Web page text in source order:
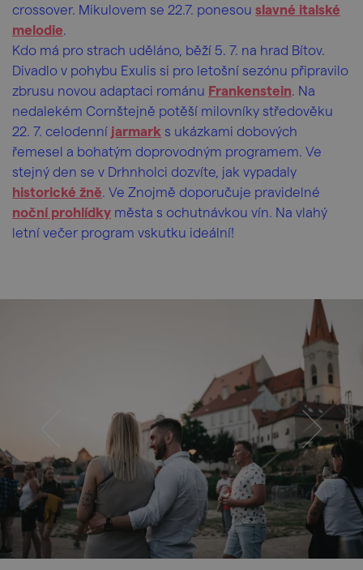
crossover. Mikulovem se 22.7. ponesou slavné italské
melodie.
Kdo má pro strach uděláno, běží 5. 7. na hrad Bítov.
Divadlo v pohybu Exulis si pro letošní sezónu připravilo
zbrusu novou adaptaci románu Frankenstein. Na
nedalekém Cornštejně potěší milovníky středověku
22. 7. celodenní jarmark s ukázkami dobových
řemesel a bohatým doprovodným programem. Ve
stejný den se v Drhnholci dozvíte, jak vypadaly
historické žně. Ve Znojmě doporučuje pravidelné
noční prohlídky města s ochutnávkou vín. Na vlahý
letní večer program vskutku ideální!